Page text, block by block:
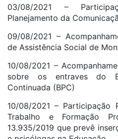
03/08/2021 –
Planejamento da
09/08/2021 –
de Assistência Social de
10/08/2021 –
sobre os entraves do
Continuada (BPC)
10/08/2021 – Participação
Trabalho e Formação
13.935/2019 que prevê